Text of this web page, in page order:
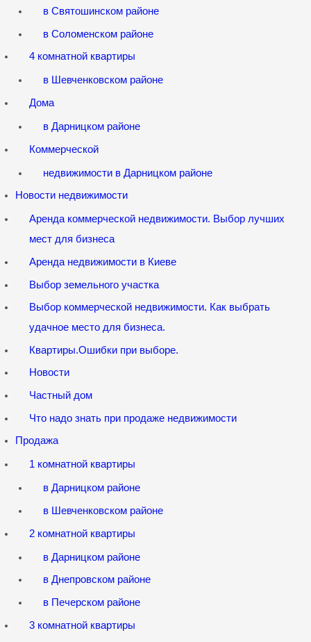
в Святошинском районе
в Соломенском районе
4 комнатной квартиры
в Шевченковском районе
Дома
в Дарницком районе
Коммерческой
недвижимости в Дарницком районе
Новости недвижимости
Аренда коммерческой недвижимости. Выбор лучших
мест для бизнеса
Аренда недвижимости в Киеве
Выбор земельного участка
Выбор коммерческой недвижимости. Как выбрать
удачное место для бизнеса.
Квартиры.Ошибки при выборе.
Новости
Частный дом
Что надо знать при продаже недвижимости
Продажа
1 комнатной квартиры
в Дарницком районе
в Шевченковском районе
2 комнатной квартиры
в Дарницком районе
в Днепровском районе
в Печерском районе
3 комнатной квартиры